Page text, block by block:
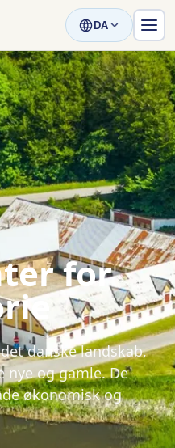
DA
for
danske landskab,
nye og gamle. De
økonomisk og